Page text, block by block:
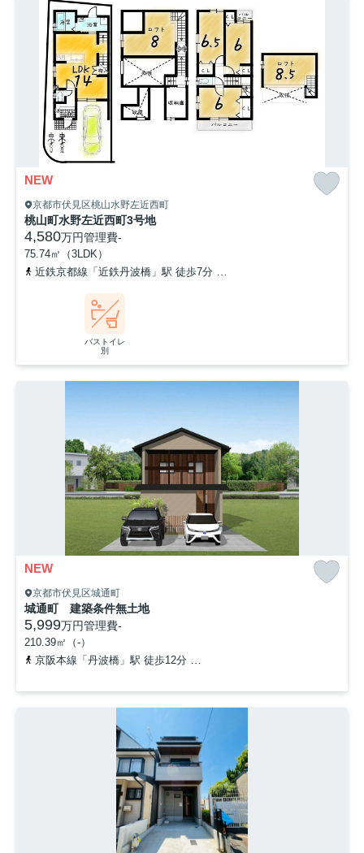
NEW
京都市伏見区桃山水野左近西町
桃山町水野左近西町3号地
4,580万円管理費-
75.74㎡（3LDK）
近鉄京都線「近鉄丹波橋」駅 徒歩7分
バストイレ
別
NEW
京都市伏見区城通町
城通町 建築条件無土地
5,999万円管理費-
210.39㎡（-）
京阪本線「丹波橋」駅 徒歩12分